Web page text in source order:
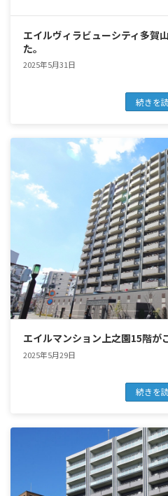
エイルヴィラビューシティ多賀
た。
2025年5月31日
続きを
エイルマンション上之園15階が
2025年5月29日
続きを